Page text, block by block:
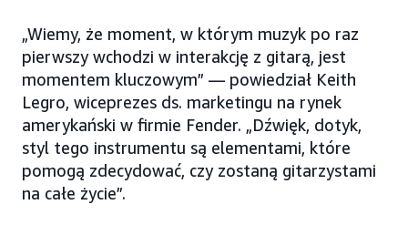
„Wiemy, że moment, w którym muzyk po raz
pierwszy wchodzi w interakcję z gitarą, jest
momentem kluczowym” — powiedział Keith
Legro, wiceprezes ds. marketingu na rynek
amerykański w firmie Fender. „Dźwięk, dotyk,
styl tego instrumentu są elementami, które
pomogą zdecydować, czy zostaną gitarzystami
na całe życie”.